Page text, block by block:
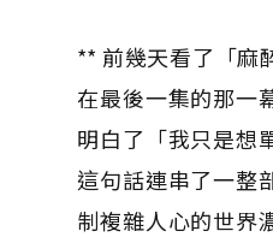
** 前幾天看了「麻
在最後一集的那一
明白了「我只是想
這句話連串了一整
制複雜人心的世界